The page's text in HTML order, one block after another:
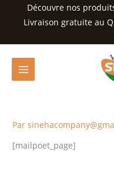
Découvre nos
Livraison gratuite au
Par
[mailpoet_page]